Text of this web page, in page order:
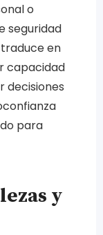
o
seguridad
en
capacidad
decisiones
para
y